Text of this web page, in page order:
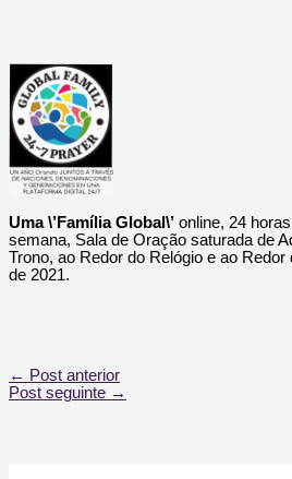
Uma \’Família Global\’ online, 24
semana, Sala de Oração saturada de
Trono, ao Redor do Relógio e ao
de 2021.
← Post anterior
Post seguinte →